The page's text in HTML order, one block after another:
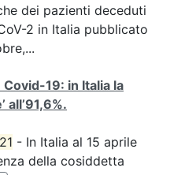
dei pazienti deceduti
2 in Italia pubblicato
Covid-19: in Italia la
all’91,6%.
- In Italia al 15 aprile
della cosiddetta